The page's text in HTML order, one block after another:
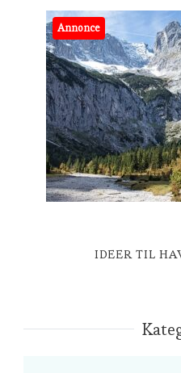
Annonce
IDEER TIL